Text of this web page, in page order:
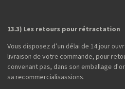
13.3) Les retours pour rétractation
Vous disposez d’un délai de 14 jour
livraison de votre commande, pour
convenant pas, dans son emballage
sa recommercialisassions.